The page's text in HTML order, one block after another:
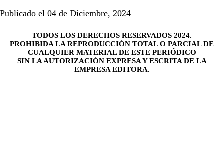
Publicado el 04 de Diciembre, 2024
TODOS LOS DERECHOS RESERVADOS 2024.
PROHIBIDA LA REPRODUCCIÓN TOTAL O PARCIAL DE
CUALQUIER MATERIAL DE ESTE PERIÓDICO
SIN LA AUTORIZACIÓN EXPRESA Y ESCRITA DE LA
EMPRESA EDITORA.